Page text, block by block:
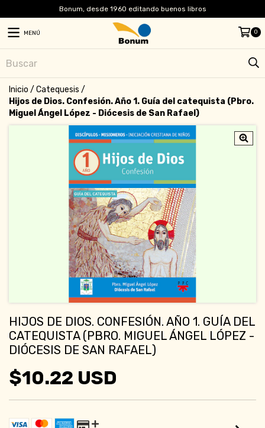
Bonum, desde 1960 editando buenos libros
MENÚ 0
Inicio / Catequesis /
Hijos de Dios. Confesión. Año 1. Guía del catequista (Pbro.
Miguel Ángel López - Diócesis de San Rafael)
HIJOS DE DIOS. CONFESIÓN. AÑO 1. GUÍA DEL
CATEQUISTA (PBRO. MIGUEL ÁNGEL LÓPEZ -
DIÓCESIS DE SAN RAFAEL)
$10.22 USD